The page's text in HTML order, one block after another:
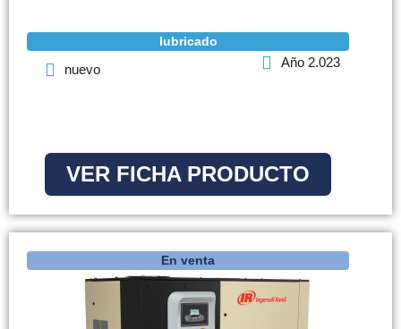
lubricado
nuevo Año 2.023
VER FICHA PRODUCTO
En venta